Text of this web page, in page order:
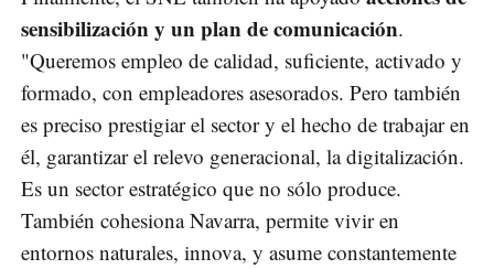
sensibilización y un plan de comunicación.
"Queremos empleo de calidad, suficiente, activado y
formado, con empleadores asesorados. Pero también
es preciso prestigiar el sector y el hecho de trabajar en
él, garantizar el relevo generacional, la digitalización.
Es un sector estratégico que no sólo produce.
También cohesiona Navarra, permite vivir en
entornos naturales, innova, y asume constantemente